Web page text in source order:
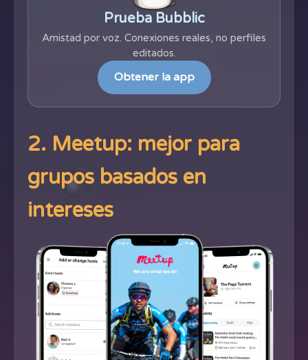
Prueba Bubblic
Amistad por voz. Conexiones reales, no perfiles
editados.
Obtener la app
2. Meetup: mejor para
grupos basados en
intereses